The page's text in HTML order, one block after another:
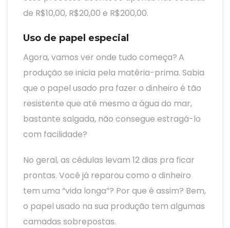
de R$10,00, R$20,00 e R$200,00.
Uso de papel especial
Agora, vamos ver onde tudo começa?A
produção se inicia pela matéria-prima. Sabia
que o papel usado pra fazer o dinheiro é tão
resistente que até mesmo a água do mar,
bastante salgada, não consegue estragá-lo
com facilidade?
No geral, as cédulas levam 12 dias pra ficar
prontas. Você já reparou como o dinheiro
tem uma “vida longa”? Por que é assim? Bem,
o papel usado na sua produção tem algumas
camadas sobrepostas.